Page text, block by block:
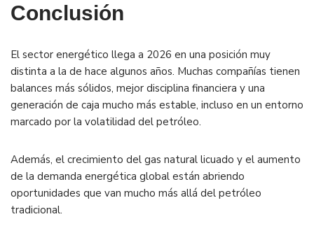
Conclusión
El sector energético llega a 2026 en una posición muy
distinta a la de hace algunos años. Muchas compañías tienen
balances más sólidos, mejor disciplina financiera y una
generación de caja mucho más estable, incluso en un entorno
marcado por la volatilidad del petróleo.
Además, el crecimiento del gas natural licuado y el aumento
de la demanda energética global están abriendo
oportunidades que van mucho más allá del petróleo
tradicional.